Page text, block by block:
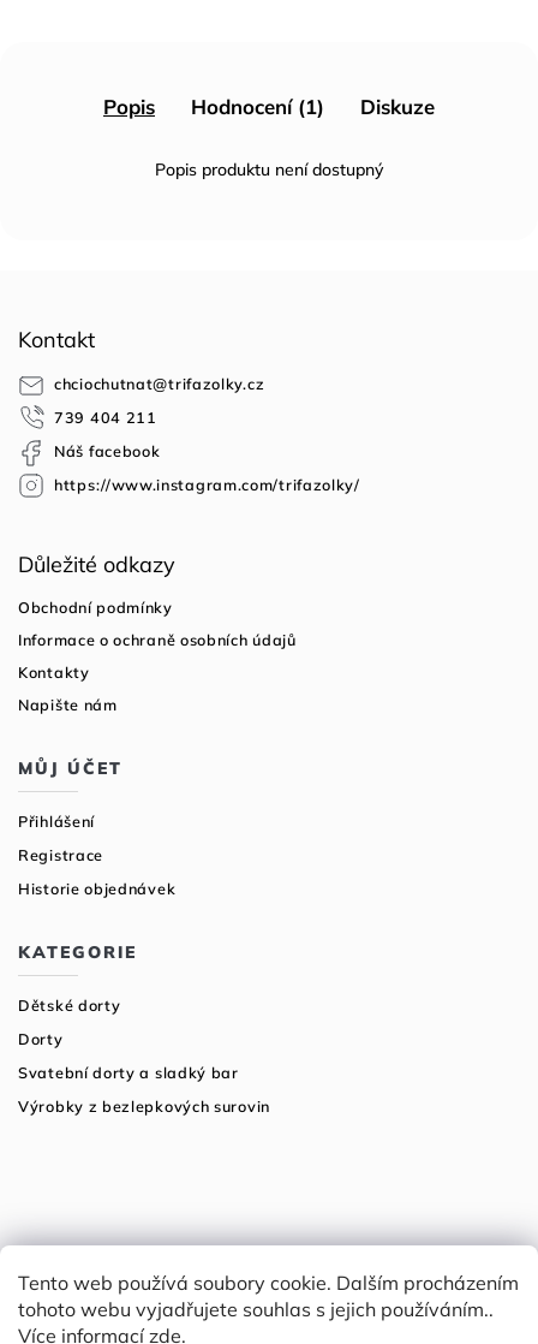
Tento web používá soubory cookie. Dalším procházením
tohoto webu vyjadřujete souhlas s jejich používáním..
Více informacízde.
Popis Hodnocení (1) Diskuze
Popis produktu není dostupný
Kontakt
chciochutnat@trifazolky.cz
739 404 211
Náš facebook
https://www.instagram.com/trifazolky/
Důležité odkazy
Obchodní podmínky
Informace o ochraně osobních údajů
Kontakty
Napište nám
MŮJ ÚČET
Přihlášení
Registrace
Historie objednávek
KATEGORIE
Dětské dorty
Dorty
Svatební dorty a sladký bar
Výrobky z bezlepkových surovin